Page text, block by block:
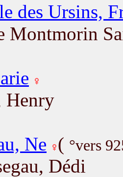
des Ursins,
Montmorin
Henry
Ne ( °vers
Dédi